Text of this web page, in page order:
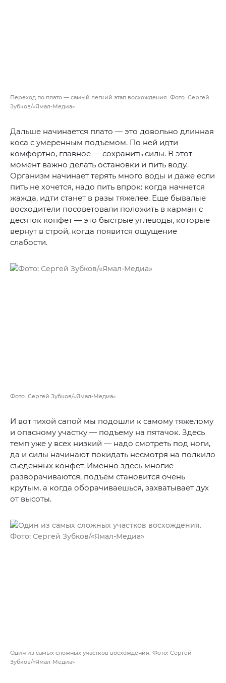
Переход по плато — самый легкий этап восхождения. Фото: Сергей
Зубков/«Ямал-Медиа»
Дальше начинается плато — это довольно длинная
коса с умеренным подъемом. По ней идти
комфортно, главное — сохранить силы. В этот
момент важно делать остановки и пить воду.
Организм начинает терять много воды и даже если
пить не хочется, надо пить впрок: когда начнется
жажда, идти станет в разы тяжелее. Еще бывалые
восходители посоветовали положить в карман с
десяток конфет — это быстрые углеводы, которые
вернут в строй, когда появится ощущение
слабости.
Фото: Сергей Зубков/«Ямал-Медиа»
И вот тихой сапой мы подошли к самому тяжелому
и опасному участку — подъему на пятачок. Здесь
темп уже у всех низкий — надо смотреть под ноги,
да и силы начинают покидать несмотря на полкило
съеденных конфет. Именно здесь многие
разворачиваются, подъём становится очень
крутым, а когда оборачиваешься, захватывает дух
от высоты.
Один из самых сложных участков восхождения. Фото: Сергей
Зубков/«Ямал-Медиа»